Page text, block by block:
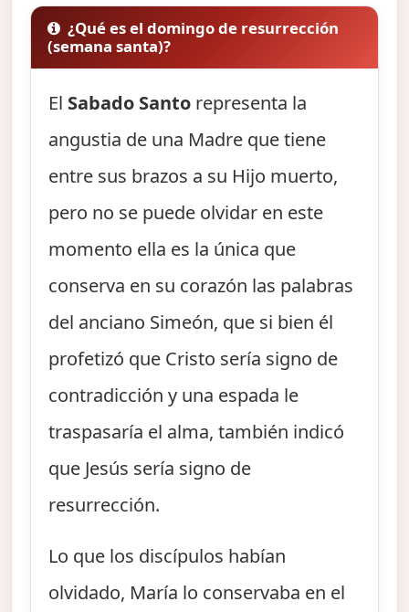
¿Qué es el domingo de resurrección
(semana santa)?
El Sabado Santo representa la
angustia de una Madre que tiene
entre sus brazos a su Hijo muerto,
pero no se puede olvidar en este
momento ella es la única que
conserva en su corazón las palabras
del anciano Simeón, que si bien él
profetizó que Cristo sería signo de
contradicción y una espada le
traspasaría el alma, también indicó
que Jesús sería signo de
resurrección.
Lo que los discípulos habían
olvidado, María lo conservaba en el